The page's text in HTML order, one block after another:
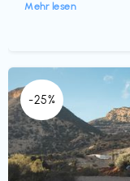
Mehr lesen
-25%